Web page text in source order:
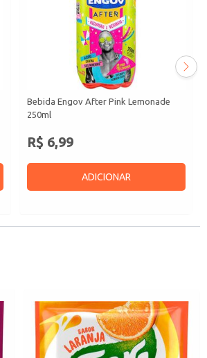
Bebida Engov After Pink Lemonade
250ml
R$ 6,99
ADICIONAR